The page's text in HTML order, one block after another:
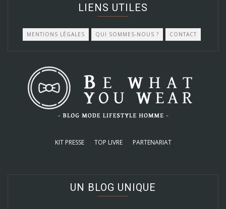
LIENS UTILES
MENTIONS LÉGALES QUI SOMMES-NOUS ? CONTACT
KIT PRESSE TOP LIVRE PARTENARIAT
UN BLOG UNIQUE